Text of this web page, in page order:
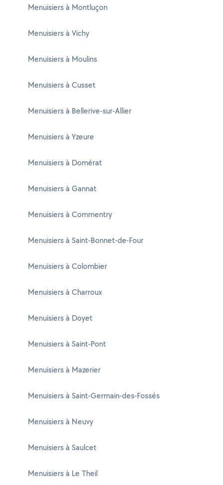
Menuisiers à Montluçon
Menuisiers à Vichy
Menuisiers à Moulins
Menuisiers à Cusset
Menuisiers à Bellerive-sur-Allier
Menuisiers à Yzeure
Menuisiers à Domérat
Menuisiers à Gannat
Menuisiers à Commentry
Menuisiers à Saint-Bonnet-de-Four
Menuisiers à Colombier
Menuisiers à Charroux
Menuisiers à Doyet
Menuisiers à Saint-Pont
Menuisiers à Mazerier
Menuisiers à Saint-Germain-des-Fossés
Menuisiers à Neuvy
Menuisiers à Saulcet
Menuisiers à Le Theil